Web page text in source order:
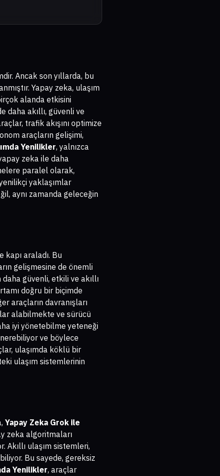
Ancak son yıllarda, bu
Yapay zeka, ulaşım
alanda etkisini
akıllı, güvenli ve
trafik akışını optimize
araçların gelişimi,
Yenilikler, yalnızca
zeka ile daha
paralel olarak,
yaklaşımlar
aynı zamanda geleceğin
araladı. Bu
gelişmesine de önemli
güvenli, etkili ve akıllı
doğru bir biçimde
araçların davranışları
alabilmekte ve sürücü
iyi yönetebilme yeteneği
ve böylece
ulaşımda köklü bir
ulaşım sistemlerinin
Yapay Zeka Grok ile
zeka algoritmaları
Akıllı ulaşım sistemleri,
Bu sayede, gereksiz
Yenilikler, araçlar